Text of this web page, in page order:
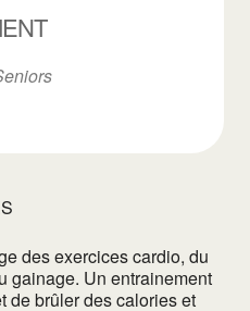
des exercices cardio, du
gainage. Un entrainement
de brûler des calories et